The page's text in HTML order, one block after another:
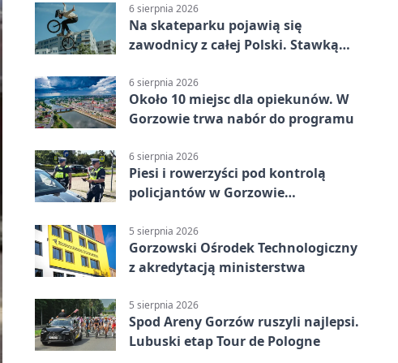
6 sierpnia 2026
Na skateparku pojawią się
zawodnicy z całej Polski. Stawką
6 sierpnia 2026
Około 10 miejsc dla opiekunów. W
Gorzowie trwa nabór do programu
6 sierpnia 2026
Piesi i rowerzyści pod kontrolą
policjantów w Gorzowie
5 sierpnia 2026
Gorzowski Ośrodek Technologiczny
z akredytacją ministerstwa
5 sierpnia 2026
Spod Areny Gorzów ruszyli najlepsi.
Lubuski etap Tour de Pologne